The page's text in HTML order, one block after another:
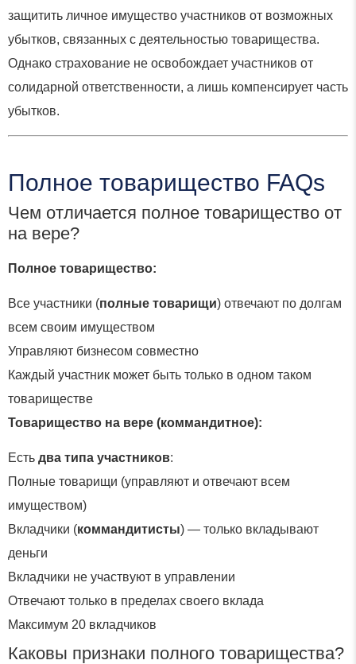
защитить личное имущество участников от возможных
убытков, связанных с деятельностью товарищества.
Однако страхование не освобождает участников от
солидарной ответственности, а лишь компенсирует часть
убытков.
Полное товарищество FAQs
Чем отличается полное товарищество от
на вере?
Полное товарищество:
Все участники (полные товарищи) отвечают по долгам
всем своим имуществом
Управляют бизнесом совместно
Каждый участник может быть только в одном таком
товариществе
Товарищество на вере (коммандитное):
Есть два типа участников:
Полные товарищи (управляют и отвечают всем
имуществом)
Вкладчики (коммандитисты) — только вкладывают
деньги
Вкладчики не участвуют в управлении
Отвечают только в пределах своего вклада
Максимум 20 вкладчиков
Каковы признаки полного товарищества?